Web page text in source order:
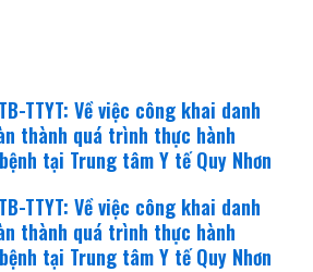
TTYT: Về việc công khai danh
thành quá trình thực hành
tại Trung tâm Y tế Quy Nhơn
TTYT: Về việc công khai danh
thành quá trình thực hành
tại Trung tâm Y tế Quy Nhơn